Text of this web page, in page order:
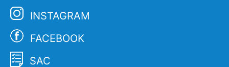
INSTAGRAM
FACEBOOK
SAC